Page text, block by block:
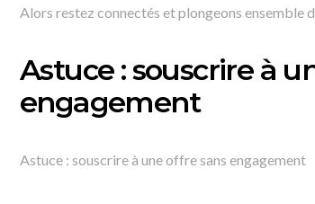
Alors restez connectés et plongeons ensemble
Astuce : souscrire à
engagement
Astuce : souscrire à une offre sans engagement